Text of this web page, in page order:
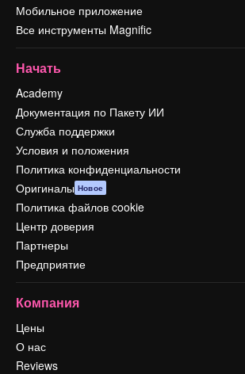
Мобильное приложение
Все инструменты Magnific
Начать
Academy
Документация по Пакету ИИ
Служба поддержки
Условия и положения
Политика конфиденциальности
Оригиналы Новое
Политика файлов cookie
Центр доверия
Партнеры
Предприятие
Компания
Цены
О нас
Reviews